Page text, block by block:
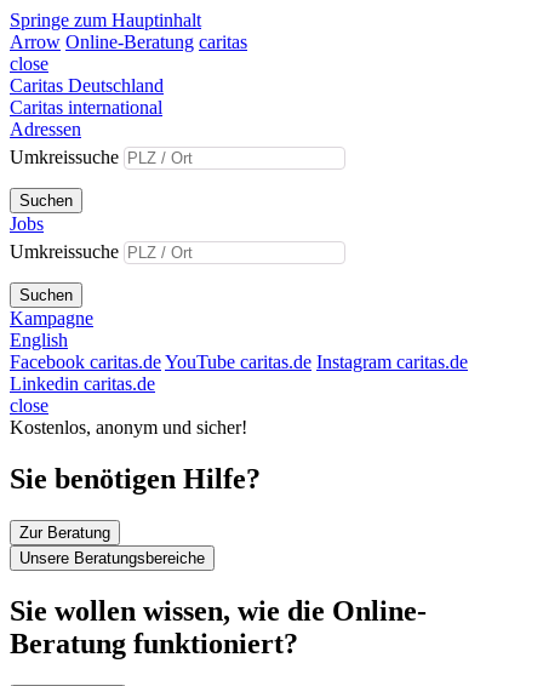
Springe zum Hauptinhalt
Arrow Online-Beratung caritas
close
Caritas Deutschland
Caritas international
Adressen
Umkreissuche
Suchen
Jobs
Umkreissuche
Suchen
Kampagne
English
Facebook caritas.deYouTube caritas.de Instagram caritas.de
Linkedin caritas.de
close
Kostenlos, anonym und sicher!
Sie benötigen Hilfe?
Zur Beratung
Unsere Beratungsbereiche
Sie wollen wissen, wie die Online-
Beratung funktioniert?